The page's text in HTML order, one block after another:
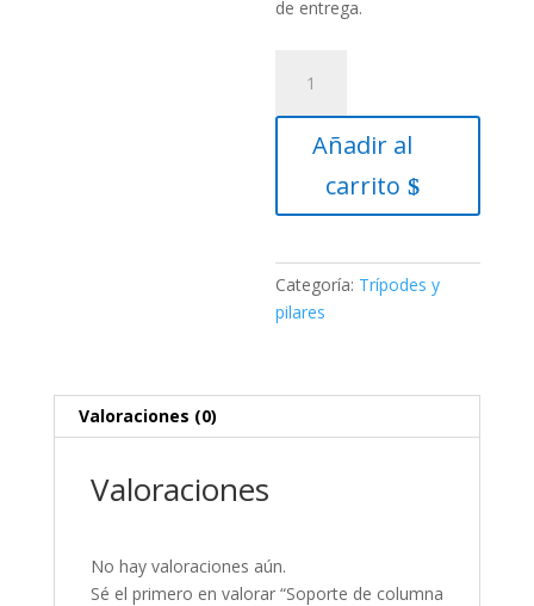
de entrega.
columna
EQ6-
R
EQ6
Añadir al
carrito
Categoría: Trípodes y
pilares
Valoraciones (0)
Valoraciones
No hay valoraciones aún.
Sé el primero en valorar “Soporte de columna